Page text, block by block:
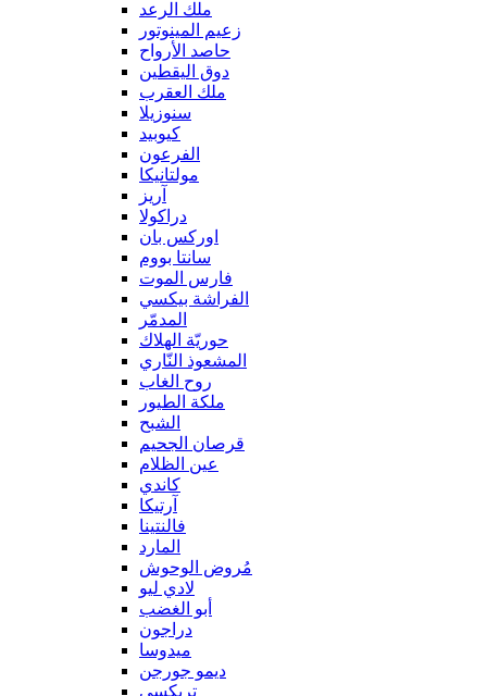
ملك الرعد
زعيم المينوتور
حاصد الأرواح
دوق اليقطين
ملك العقرب
سنوزيلا
كيوبيد
الفرعون
مولتانيكا
آريز
دراكولا
اوركس بان
سانتا بووم
فارس الموت
الفراشة بيكسي
المدمّر
حوريّة الهلاك
المشعوذ النّاري
روح الغاب
ملكة الطيور
الشبح
قرصان الجحيم
عين الظلام
كاندي
آرتيكا
فالنتينا
المارد
مُروض الوحوش
لادي ليو
أبو الغضب
دراجون
ميدوسا
ديمو جورجن
تريكسي